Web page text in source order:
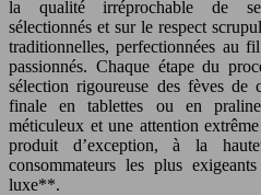
la qualité irréprochable de
sélectionnés et sur le respect
traditionnelles, perfectionnées au
passionnés. Chaque étape du
sélection rigoureuse des fèves de
finale en tablettes ou en
méticuleux et une attention
produit d’exception, à la
consommateurs les plus
luxe**.